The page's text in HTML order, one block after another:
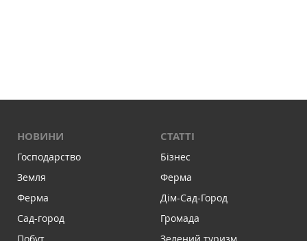
НОВИНИ
Господарство
Земля
Ферма
Сад-город
СТАТТІ
Бізнес
Ферма
Дім-Сад-Город
Громада